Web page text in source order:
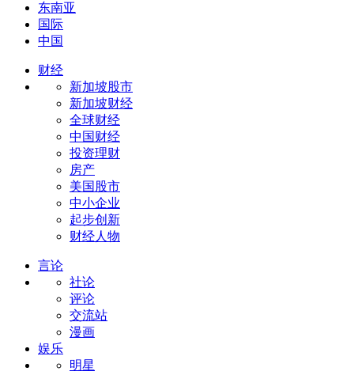
东南亚
国际
中国
财经
新加坡股市
新加坡财经
全球财经
中国财经
投资理财
房产
美国股市
中小企业
起步创新
财经人物
言论
社论
评论
交流站
漫画
娱乐
明星